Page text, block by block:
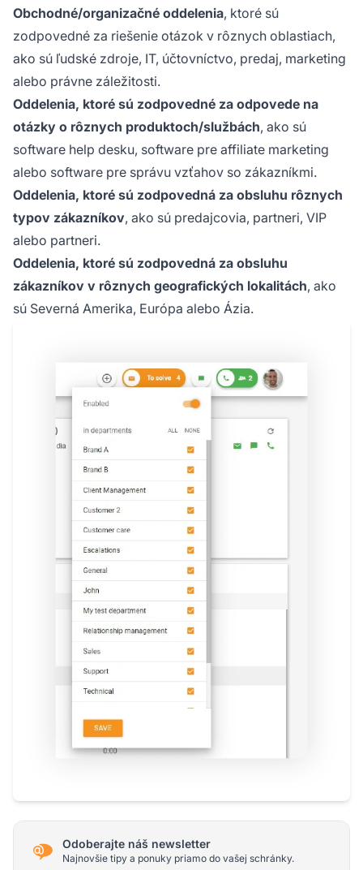
Obchodné/organizačné oddelenia, ktoré sú
zodpovedné za riešenie otázok v rôznych oblastiach,
ako sú ľudské zdroje, IT, účtovníctvo, predaj, marketing
alebo právne záležitosti.
Oddelenia, ktoré sú zodpovedné za odpovede na
otázky o rôznych produktoch/službách, ako sú
software help desku, software pre affiliate marketing
alebo software pre správu vzťahov so zákazníkmi.
Oddelenia, ktoré sú zodpovedná za obsluhu rôznych
typov zákazníkov, ako sú predajcovia, partneri, VIP
alebo partneri.
Oddelenia, ktoré sú zodpovedná za obsluhu
zákazníkov v rôznych geografických lokalitách, ako
sú Severná Amerika, Európa alebo Ázia.
Odoberajte náš newsletter
Najnovšie tipy a ponuky priamo do vašej schránky.